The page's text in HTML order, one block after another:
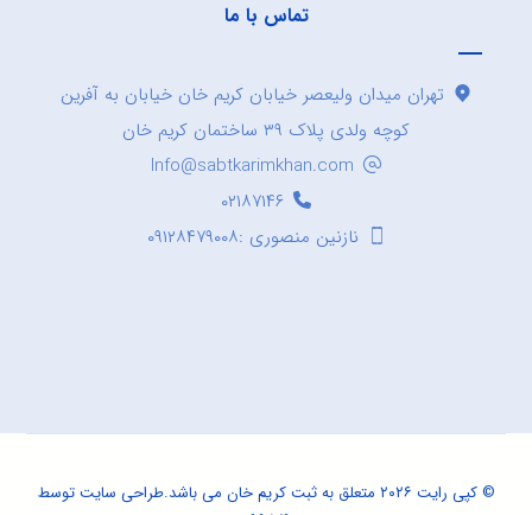
تماس با ما
تهران میدان ولیعصر خیابان کریم خان خیابان به آفرین
کوچه ولدی پلاک ۳۹ ساختمان کریم خان
Info@sabtkarimkhan.com
۰۲۱۸۷۱۴۶
نازنین منصوری :۰۹۱۲۸۴۷۹۰۰۸
© کپی رایت ۲۰۲۶ متعلق به ثبت کریم خان می باشد. طراحی سایتتوسط